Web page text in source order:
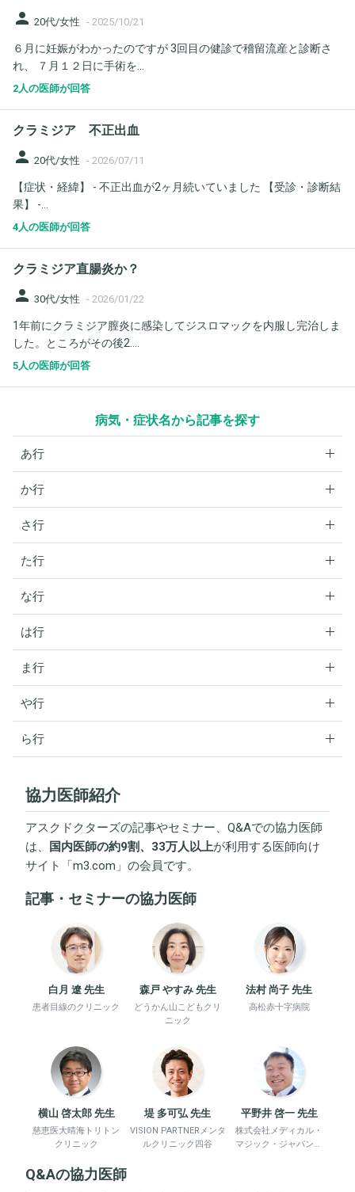
person 20代/女性 - 2025/10/21
６月に妊娠がわかったのですが 3回目の健診で稽留流産と診断さ
れ、 ７月１２日に手術を...
2人の医師が回答
クラミジア 不正出血
person 20代/女性 - 2026/07/11
【症状・経緯】 - 不正出血が2ヶ月続いていました 【受診・診断結
果】 -...
4人の医師が回答
クラミジア直腸炎か？
person 30代/女性 - 2026/01/22
1年前にクラミジア膣炎に感染してジスロマックを内服し完治しま
した。ところがその後2....
5人の医師が回答
病気・症状名から記事を探す
あ行
か行
さ行
た行
な行
は行
ま行
や行
ら行
協力医師紹介
アスクドクターズの記事やセミナー、Q&Aでの協力医師
は、
国内医師の約9割、33万人以上が利用する医師向け
サイト「m3.com 」の会員です。
記事・セミナーの協力医師
白月 遼 先生
患者目線のクリニック
森戸 やすみ 先生
どうかん山こどもクリ
ニック
法村 尚子 先生
高松赤十字病院
横山 啓太郎 先生
慈恵医大晴海トリトン
クリニック
堤 多可弘 先生
VISION PARTNERメンタ
ルクリニック四谷
平野井 啓一 先生
株式会社メディカル・
マジック・ジャパン、
Q&Aの協力医師